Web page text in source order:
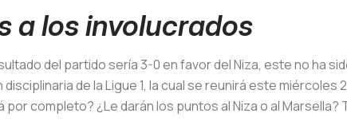
a los involucrados
del partido sería 3-0 en favor del Niza, este no ha
de la Ligue 1, la cual se reunirá este
completo? ¿Le darán los puntos al Niza o al Marsella?